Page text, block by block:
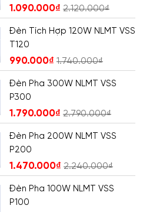
1.090.000₫ 2.120.000₫
Đèn Tích Hợp 120W NLMT VSS
T120
990.000₫ 1.740.000₫
Đèn Pha 300W NLMT VSS
P300
1.790.000₫ 2.790.000₫
Đèn Pha 200W NLMT VSS
P200
1.470.000₫ 2.240.000₫
Đèn Pha 100W NLMT VSS
P100